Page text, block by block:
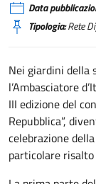
Data
Tipologia:Rete
Nei giardini della
l’Ambasciatore
III edizione del
Repubblica”,
celebrazione
particolare risalto